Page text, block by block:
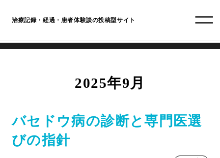
治療記録・経過・患者体験談の投稿型サイト
2025年9月
バセドウ病の診断と専門医選
びの指針